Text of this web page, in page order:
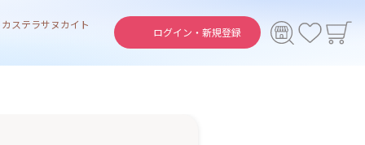
ログイン・ 新規登録
カステラサヌカイト